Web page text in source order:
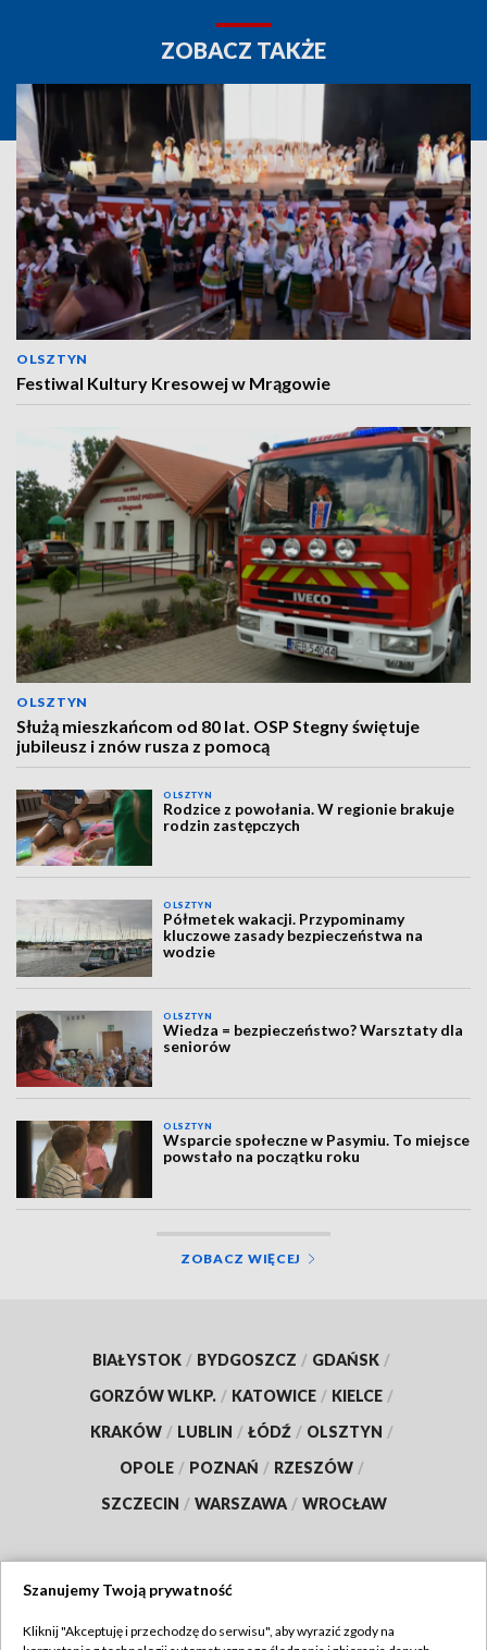
ZOBACZ TAKŻE
OLSZTYN
Festiwal Kultury Kresowej w Mrągowie
OLSZTYN
Służą mieszkańcom od 80 lat. OSP Stegny świętuje
jubileusz i znów rusza z pomocą
OLSZTYN
Rodzice z powołania. W regionie brakuje
rodzin zastępczych
OLSZTYN
Półmetek wakacji. Przypominamy
kluczowe zasady bezpieczeństwa na
wodzie
OLSZTYN
Wiedza = bezpieczeństwo? Warsztaty dla
seniorów
OLSZTYN
Wsparcie społeczne w Pasymiu. To miejsce
powstało na początku roku
ZOBACZ WIĘCEJ
BIAŁYSTOK / BYDGOSZCZ / GDAŃSK /
GORZÓW WLKP. / KATOWICE / KIELCE /
KRAKÓW / LUBLIN / ŁÓDŹ / OLSZTYN /
OPOLE / POZNAŃ / RZESZÓW /
SZCZECIN / WARSZAWA / WROCŁAW
Szanujemy Twoją prywatność
Kliknij "Akceptuję i przechodzę do serwisu", aby wyrazić zgody na